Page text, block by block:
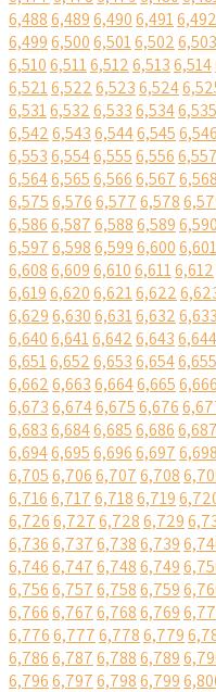
6,4886,4896,4906,4916,492
6,4996,5006,5016,5026,503
6,5106,5116,5126,5136,514
6,5216,5226,5236,524
6,5316,5326,5336,5346,535
6,5426,5436,5446,5456,546
6,5536,5546,5556,5566,557
6,5646,5656,5666,5676,568
6,5756,5766,5776,578
6,5866,5876,5886,5896,590
6,5976,5986,5996,6006,601
6,6086,6096,6106,6116,612
6,6196,6206,6216,622
6,6296,6306,6316,6326,633
6,6406,6416,6426,6436,644
6,6516,6526,6536,6546,655
6,6626,6636,6646,6656,666
6,6736,6746,6756,676
6,6836,6846,6856,6866,687
6,6946,6956,6966,6976,698
6,7056,7066,7076,708
6,7166,7176,7186,719
6,7266,7276,7286,729
6,7366,7376,7386,739
6,7466,7476,7486,749
6,7566,7576,7586,759
6,7666,7676,7686,769
6,7766,7776,7786,779
6,7866,7876,7886,789
6,7966,7976,7986,799